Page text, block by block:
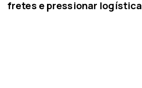
fretes e pressionar logística